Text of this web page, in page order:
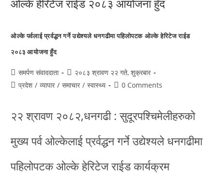
ओल्के पर्वलाई प्रर्वद्धन गर्ने उद्येश्यले धनगढीमा पहिलोपटक ओल्के हेरिटेज राईड
२०८३ आयोजना हुँद
समर्पण संवाददाता
२०८३ श्रावण २२ गते, शुक्रबार
प्रदेश / व्यापार / समाचार / स्वास्थ्य 0 Comments
२२ श्रावण २०८२,धनगढी : सुदूरपश्चिमेलीहरुको
मुख्य पर्व ओल्केलाई प्रर्वद्धन गर्ने उद्येश्यले धनगढीमा
पहिलोपटक ओल्के हेरिटेज राईड कार्यक्रम